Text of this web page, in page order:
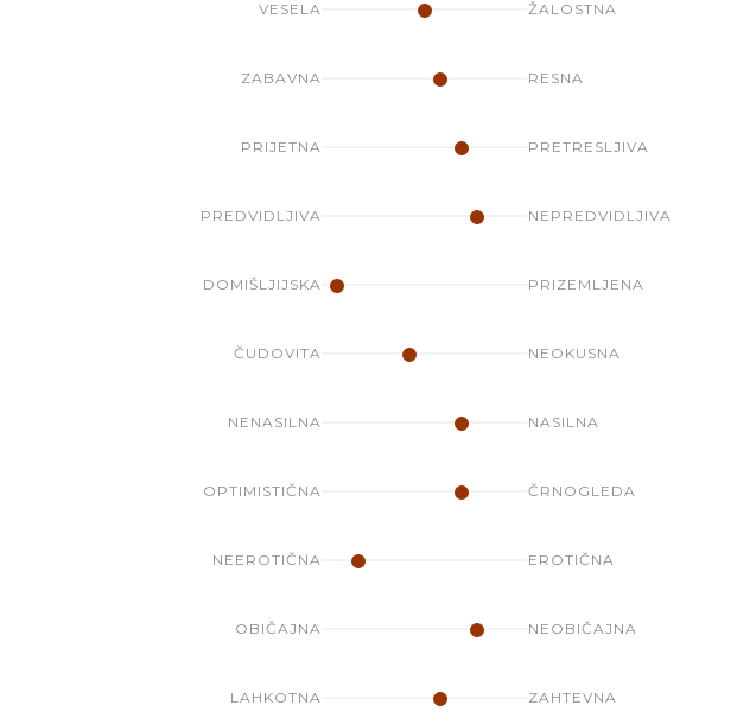
VESELA ŽALOSTNA
ZABAVNA RESNA
PRIJETNA PRETRESLJIVA
PREDVIDLJIVA NEPREDVIDLJIVA
DOMIŠLJIJSKA PRIZEMLJENA
ČUDOVITA NEOKUSNA
NENASILNA NASILNA
OPTIMISTIČNA ČRNOGLEDA
NEEROTIČNA EROTIČNA
OBIČAJNA NEOBIČAJNA
LAHKOTNA ZAHTEVNA